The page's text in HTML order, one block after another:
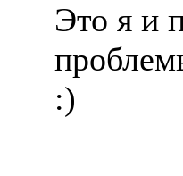
Это я и
:)